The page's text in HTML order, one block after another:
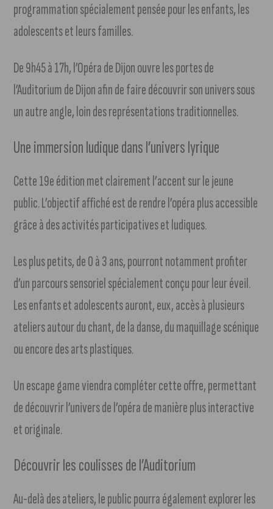
programmation spécialement pensée pour les enfants, les
adolescents et leurs familles.
De 9h45 à 17h, l’Opéra de Dijon ouvre les portes de
l’Auditorium de Dijon afin de faire découvrir son univers sous
un autre angle, loin des représentations traditionnelles.
Une immersion ludique dans l’univers lyrique
Cette 19e édition met clairement l’accent sur le jeune
public. L’objectif affiché est de rendre l’opéra plus accessible
grâce à des activités participatives et ludiques.
Les plus petits, de 0 à 3 ans, pourront notamment profiter
d’un parcours sensoriel spécialement conçu pour leur éveil.
Les enfants et adolescents auront, eux, accès à plusieurs
ateliers autour du chant, de la danse, du maquillage scénique
ou encore des arts plastiques.
Un escape game viendra compléter cette offre, permettant
de découvrir l’univers de l’opéra de manière plus interactive
et originale.
Découvrir les coulisses de l’Auditorium
Au-delà des ateliers, le public pourra également explorer les